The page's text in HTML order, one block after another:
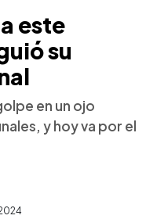
este
su
en un ojo
y hoy va por el